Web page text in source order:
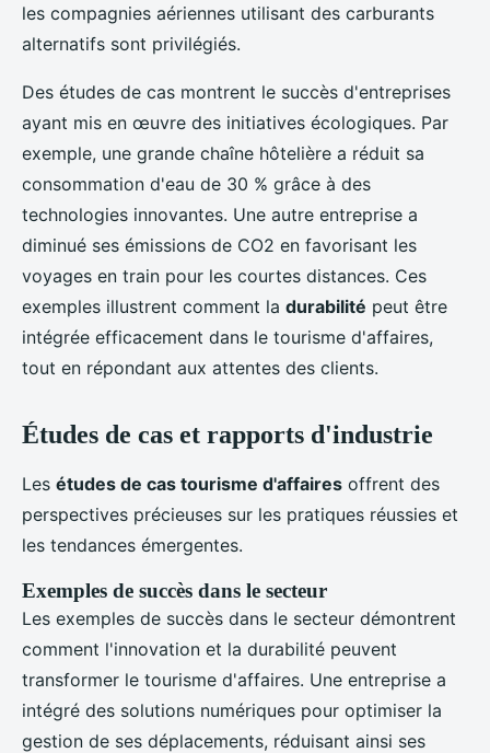
les compagnies aériennes utilisant des carburants
alternatifs sont privilégiés.
Des études de cas montrent le succès d'entreprises
ayant mis en œuvre des initiatives écologiques. Par
exemple, une grande chaîne hôtelière a réduit sa
consommation d'eau de 30 % grâce à des
technologies innovantes. Une autre entreprise a
diminué ses émissions de CO2 en favorisant les
voyages en train pour les courtes distances. Ces
exemples illustrent comment la durabilité peut être
intégrée efficacement dans le tourisme d'affaires,
tout en répondant aux attentes des clients.
Études de cas et rapports d'industrie
Les études de cas tourisme d'affaires offrent des
perspectives précieuses sur les pratiques réussies et
les tendances émergentes.
Exemples de succès dans le secteur
Les exemples de succès dans le secteur démontrent
comment l'innovation et la durabilité peuvent
transformer le tourisme d'affaires. Une entreprise a
intégré des solutions numériques pour optimiser la
gestion de ses déplacements, réduisant ainsi ses